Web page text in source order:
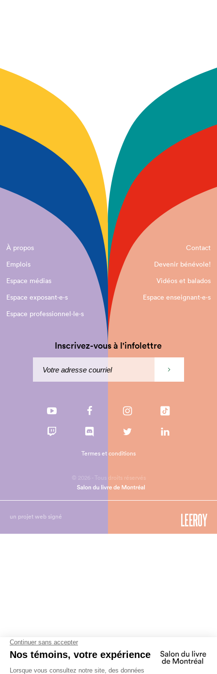
À propos
Contact
Emplois
Devenir bénévole!
Espace médias
Vidéos et balados
Espace exposant·e⋅s
Espace enseignant·e⋅s
Espace professionnel·le⋅s
Inscrivez-vous à l'infolettre
© 2026 - Tous droits réservés
Termes et conditions
un projet web signé